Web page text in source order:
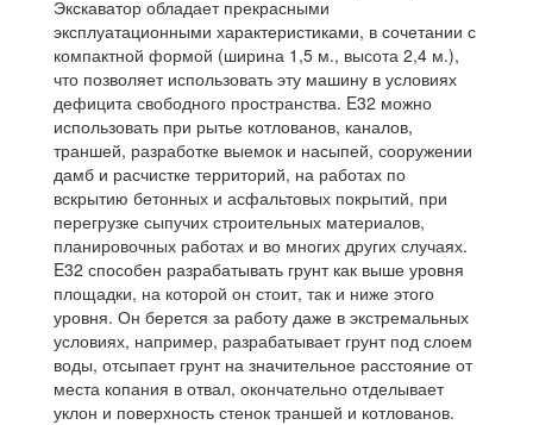
Экскаватор обладает прекрасными
эксплуатационными характеристиками, в сочетании с
компактной формой (ширина 1,5 м., высота 2,4 м.),
что позволяет использовать эту машину в условиях
дефицита свободного пространства. E32 можно
использовать при рытье котлованов, каналов,
траншей, разработке выемок и насыпей, сооружении
дамб и расчистке территорий, на работах по
вскрытию бетонных и асфальтовых покрытий, при
перегрузке сыпучих строительных материалов,
планировочных работах и во многих других случаях.
E32 способен разрабатывать грунт как выше уровня
площадки, на которой он стоит, так и ниже этого
уровня. Он берется за работу даже в экстремальных
условиях, например, разрабатывает грунт под слоем
воды, отсыпает грунт на значительное расстояние от
места копания в отвал, окончательно отделывает
уклон и поверхность стенок траншей и котлованов.